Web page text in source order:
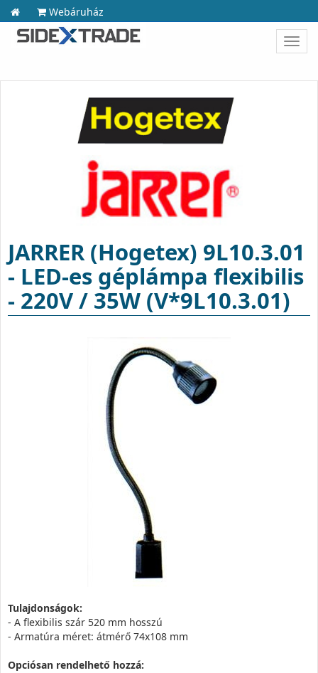
Webáruház
JARRER (Hogetex) 9L10.3.01
- LED-es géplámpa flexibilis
- 220V / 35W (V*9L10.3.01)
Tulajdonságok:
- A flexibilis szár 520 mm hosszú
- Armatúra méret: átmérő 74x108 mm
Opciósan rendelhető hozzá: